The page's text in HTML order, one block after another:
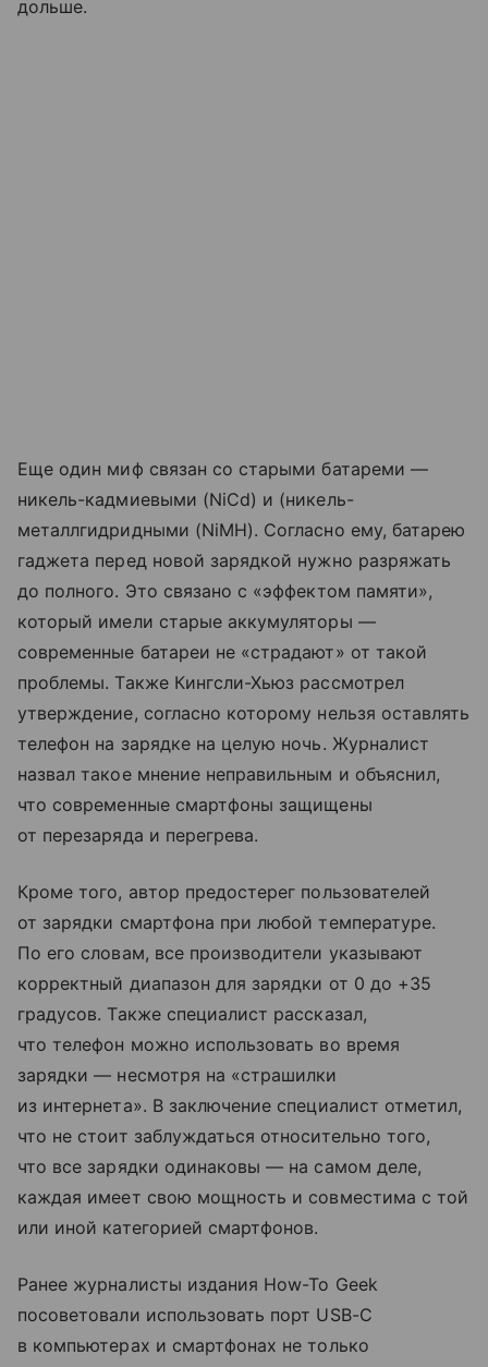
дольше.
Еще один миф связан со старыми батареми —
никель-кадмиевыми (NiCd) и (никель-
металлгидридными (NiMH). Согласно ему, батарею
гаджета перед новой зарядкой нужно разряжать
до полного. Это связано с «эффектом памяти»,
который имели старые аккумуляторы —
современные батареи не «страдают» от такой
проблемы. Также Кингсли-Хьюз рассмотрел
утверждение, согласно которому нельзя оставлять
телефон на зарядке на целую ночь. Журналист
назвал такое мнение неправильным и объяснил,
что современные смартфоны защищены
от перезаряда и перегрева.
Кроме того, автор предостерег пользователей
от зарядки смартфона при любой температуре.
По его словам, все производители указывают
корректный диапазон для зарядки от 0 до +35
градусов. Также специалист рассказал,
что телефон можно использовать во время
зарядки — несмотря на «страшилки
из интернета». В заключение специалист отметил,
что не стоит заблуждаться относительно того,
что все зарядки одинаковы — на самом деле,
каждая имеет свою мощность и совместима с той
или иной категорией смартфонов.
Ранее журналисты издания How-To Geek
посоветовали использовать порт USB-C
в компьютерах и смартфонах не только